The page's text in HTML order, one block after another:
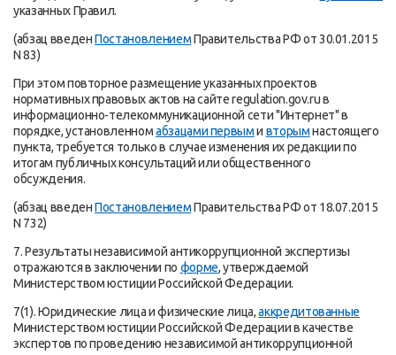
указанных Правил.
(абзац введенПостановлениемПравительства РФ от 30.01.2015
N 83)
При этом повторное размещение указанных проектов
нормативных правовых актов на сайте regulation.gov.ru в
информационно-телекоммуникационной сети "Интернет" в
порядке, установленномабзацами первыми вторымнастоящего
пункта, требуется только в случае изменения их редакции по
итогам публичных консультаций или общественного
обсуждения.
(абзац введенПостановлениемПравительства РФ от 18.07.2015
N 732)
7. Результаты независимой антикоррупционной экспертизы
отражаются в заключении по форме, утверждаемой
Министерством юстиции Российской Федерации.
7(1). Юридические лица и физические лица,аккредитованные
Министерством юстиции Российской Федерации в качестве
экспертов по проведению независимой антикоррупционной